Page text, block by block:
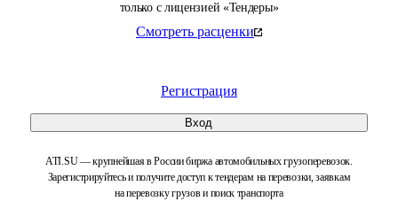
только с лицензией «Тендеры»
Смотреть расценки
Регистрация
Вход
ATI.SU — крупнейшая в России биржа автомобильных грузоперевозок.
Зарегистрируйтесь и получите доступ к тендерам на перевозки, заявкам
на перевозку грузов и поиск транспорта